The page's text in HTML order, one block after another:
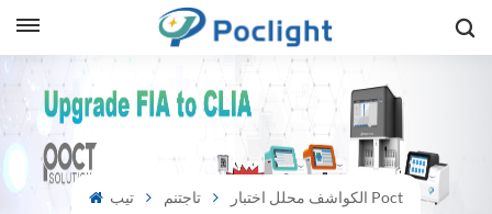
تيب تاجتنم الكواشف محلل اختبار Poct